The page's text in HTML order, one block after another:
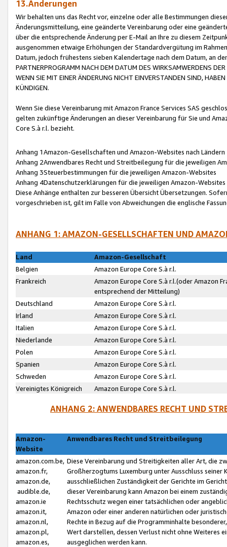
13.Änderungen
Wir behalten uns das Recht vor, einzelne oder alle Bestimmungen
Änderungsmitteilung, eine geänderte Vereinbarung oder eine
über die entsprechende Änderung per E-Mail an Ihre zu diesem
ausgenommen etwaige Erhöhungen der Standardvergütung im
Datum, jedoch frühestens sieben Kalendertage nach dem Datum, an
PARTNERPROGRAMM NACH DEM DATUM DES WIRKSAMWERDENS
WENN SIE MIT EINER ÄNDERUNG NICHT EINVERSTANDEN SIND,
KÜNDIGEN.
Wenn Sie diese Vereinbarung mit Amazon France Services SAS
gelten zukünftige Änderungen an dieser Vereinbarung für Sie und
Core S.à r.l. bezieht.
Anhang 1Amazon-Gesellschaften und Amazon-Websites nach Ländern
Anhang 2Anwendbares Recht und Streitbeilegung für die jeweiligen
Anhang 3Steuerbestimmungen für die jeweiligen Amazon-Websites
Anhang 4Datenschutzerklärungen für die jeweiligen Amazon-Websites
Diese Anhänge enthalten zur besseren Übersicht Übersetzungen.
vorgeschrieben ist, gilt im Falle von Abweichungen die englische
ANHANG 1: AMAZON-GESELLSCHAFTEN UND
Land
Amazon-Gesellschaft
Belgien
Amazon Europe Core S.à r.l.
Frankreich
Amazon Europe Core S.à r.l.(oder Amazon
entsprechend der Mitteilung)
Deutschland
Amazon Europe Core S.à r.l.
Irland
Amazon Europe Core S.à r.l.
Italien
Amazon Europe Core S.à r.l.
Niederlande
Amazon Europe Core S.à r.l.
Polen
Amazon Europe Core S.à r.l.
Spanien
Amazon Europe Core S.à r.l.
Schweden
Amazon Europe Core S.à r.l.
Vereinigtes Königreich
Amazon Europe Core S.à r.l.
ANHANG 2: ANWENDBARES RECHT UND
Amazon-
Website
Anwendbares Recht und Streitbeilegung
amazon.com.be,
amazon.fr,
amazon.de,
audible.de,
amazon.ie
amazon.it,
amazon.nl,
amazon.pl,
amazon.es,
Diese Vereinbarung und Streitigkeiten aller Art, die
Großherzogtums Luxemburg unter Ausschluss
ausschließlichen Zuständigkeit der Gerichte im
dieser Vereinbarung kann Amazon bei einem
Rechtsschutz wegen einer tatsächlichen oder
Amazon oder einer anderen natürlichen oder
Rechte in Bezug auf die Programminhalte
Wert darstellen, dessen Verlust nicht ohne Weiteres
ausgeglichen werden kann.